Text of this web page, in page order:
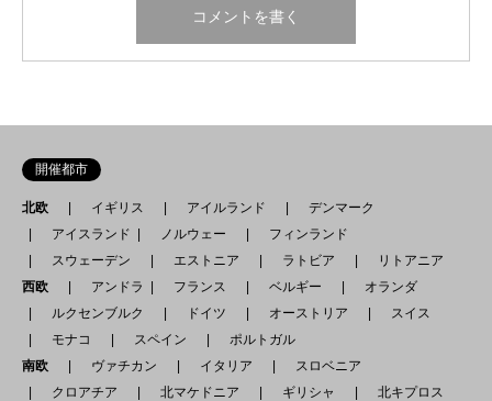
開催都市
北欧 イギリス アイルランド
デンマーク
アイスランド
ノルウェー
フィンランド
スウェーデン
エストニア ラトビア
リトアニア
西欧
アンドラ フランス ベルギー
オランダ
ルクセンブルク
ドイツ オーストリア
スイス
モナコ
スペイン
ポルトガル
南欧
ヴァチカン イタリア
スロベニア
クロアチア
北マケドニア ギリシャ
北キプロス